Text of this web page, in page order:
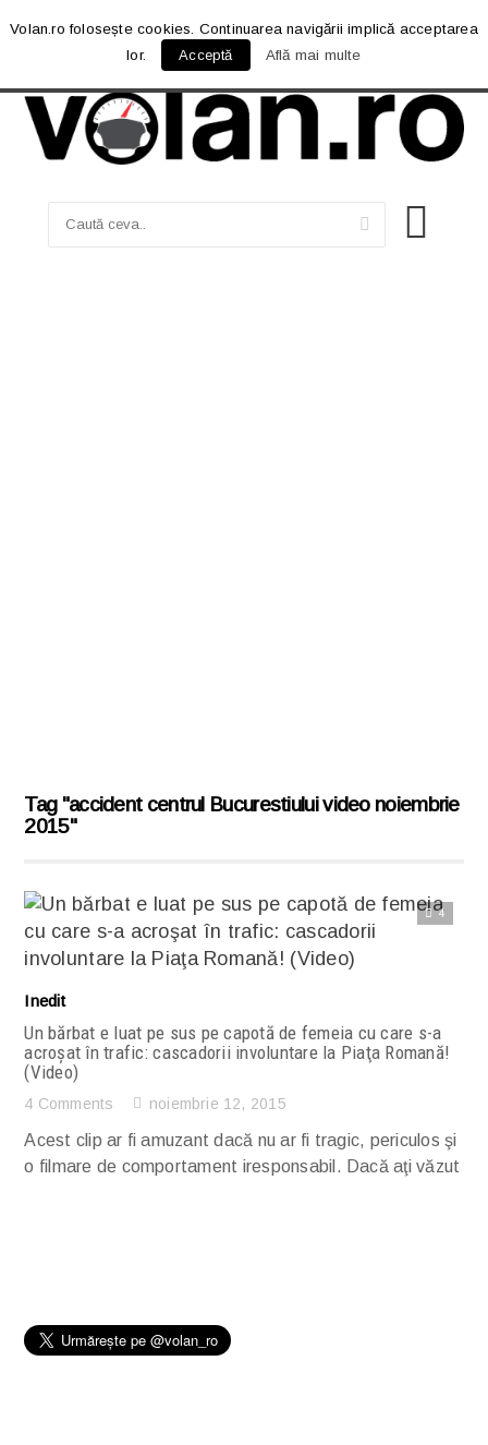
Tag "accident centrul Bucurestiului video noiembrie
2015"
4
Citește articolul complet
Inedit
Un bărbat e luat pe sus pe capotă de femeia cu care s-a
acroşat în trafic: cascadorii involuntare la Piaţa Romană!
(Video)
4 Comments noiembrie 12, 2015
Acest clip ar fi amuzant dacă nu ar fi tragic, periculos şi
o filmare de comportament iresponsabil. Dacă aţi văzut
Volan.ro folosește cookies. Continuarea navigării implică acceptarea
lor.
Acceptă Află mai multe